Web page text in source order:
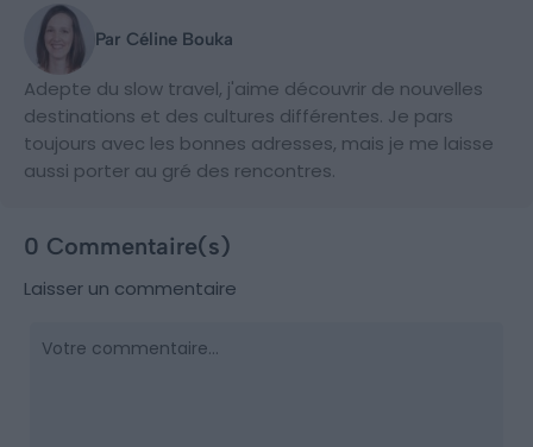
Par Céline Bouka
Adepte du slow travel, j'aime découvrir de nouvelles
destinations et des cultures différentes. Je pars
toujours avec les bonnes adresses, mais je me laisse
aussi porter au gré des rencontres.
0 Commentaire(s)
Laisser un commentaire